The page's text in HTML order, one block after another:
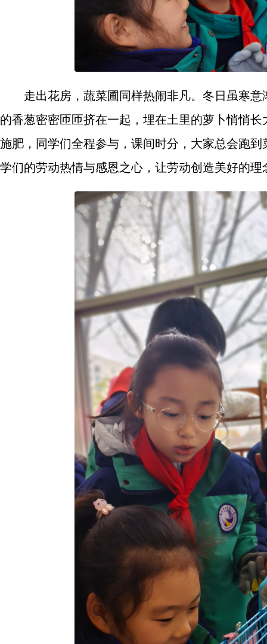
走出花房，蔬菜圃同样热闹非凡。冬日虽寒
的香葱密密匝匝挤在一起，埋在土里的萝卜悄悄
施肥，同学们全程参与，课间时分，大家总会跑
学们的劳动热情与感恩之心，让劳动创造美好的理